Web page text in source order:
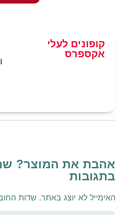
קופונים לעלי
אקספרס
אהבת את המוצר?
בתגובות
האימייל לא יוצג באתר. שדות